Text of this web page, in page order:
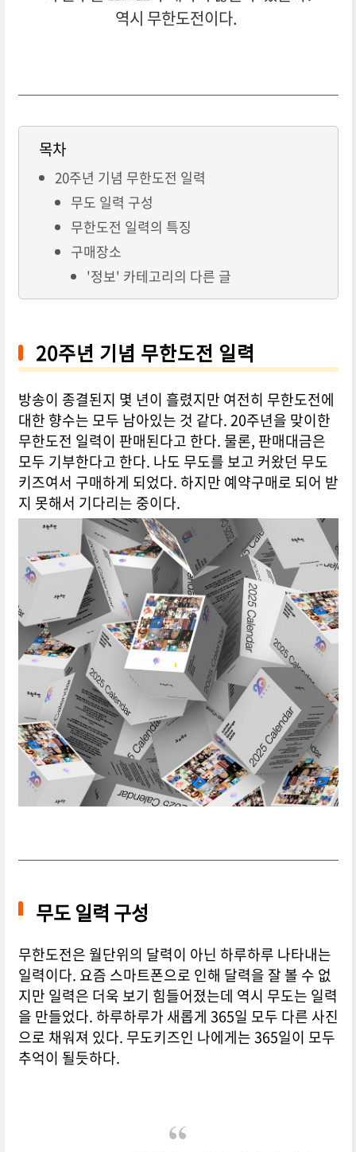
역시 무한도전이다.
목차
20주년 기념 무한도전 일력
무도 일력 구성
무한도전 일력의 특징
구매장소
'정보' 카테고리의 다른 글
20주년 기념 무한도전 일력
방송이 종결된지 몇 년이 흘렸지만 여전히 무한도전에
대한 향수는 모두 남아있는 것 같다. 20주년을 맞이한
무한도전 일력이 판매된다고 한다. 물론, 판매대금은
모두 기부한다고 한다. 나도 무도를 보고 커왔던 무도
키즈여서 구매하게 되었다. 하지만 예약구매로 되어 받
지 못해서 기다리는 중이다.
무도 일력 구성
무한도전은 월단위의 달력이 아닌 하루하루 나타내는
일력이다. 요즘 스마트폰으로 인해 달력을 잘 볼 수 없
지만 일력은 더욱 보기 힘들어졌는데 역시 무도는 일력
을 만들었다. 하루하루가 새롭게 365일 모두 다른 사진
으로 채워져 있다. 무도키즈인 나에게는 365일이 모두
추억이 될듯하다.